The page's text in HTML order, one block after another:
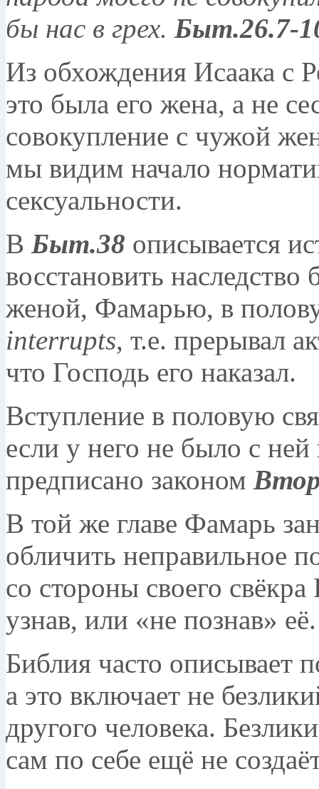
бы нас в грех. Быт.26.7-
Из обхождения Исаака с
это была его жена, а не
совокупление с чужой
мы видим начало
сексуальности.
В Быт.38 описывается
восстановить наследство
женой, Фамарью, в
interrupts, т.е. прерывал
что Господь его наказал.
Вступление в половую
если у него не было с
предписано законом
В той же главе Фамарь
обличить неправильное
со стороны своего
узнав, или «не познав» её.
Библия часто описывает
а это включает не
другого человека.
сам по себе ещё не